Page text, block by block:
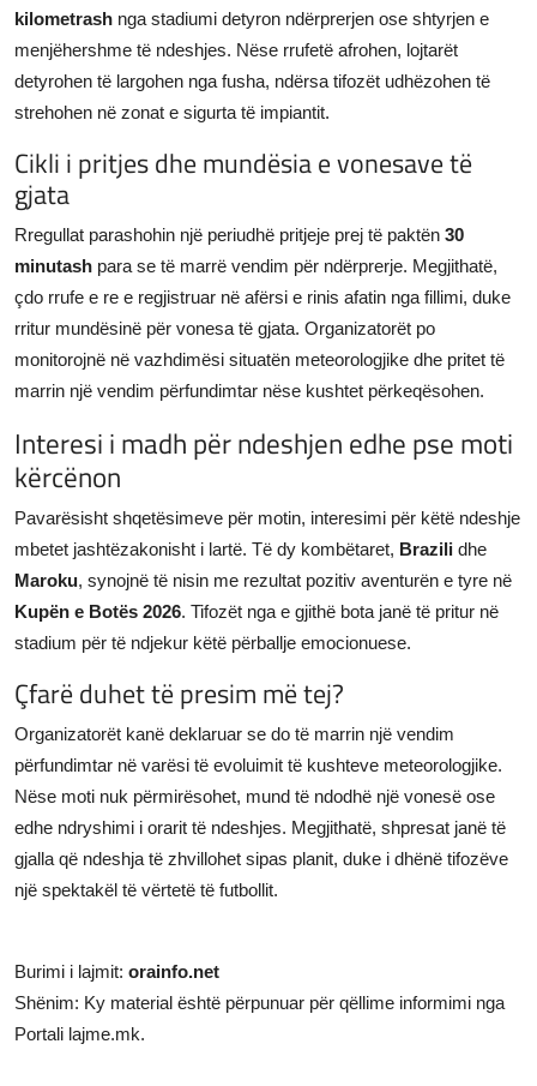
kilometrash nga stadiumi detyron ndërprerjen ose shtyrjen e
menjëhershme të ndeshjes. Nëse rrufetë afrohen, lojtarët
detyrohen të largohen nga fusha, ndërsa tifozët udhëzohen të
strehohen në zonat e sigurta të impiantit.
Cikli i pritjes dhe mundësia e vonesave të
gjata
Rregullat parashohin një periudhë pritjeje prej të paktën 30
minutash para se të marrë vendim për ndërprerje. Megjithatë,
çdo rrufe e re e regjistruar në afërsi e rinis afatin nga fillimi, duke
rritur mundësinë për vonesa të gjata. Organizatorët po
monitorojnë në vazhdimësi situatën meteorologjike dhe pritet të
marrin një vendim përfundimtar nëse kushtet përkeqësohen.
Interesi i madh për ndeshjen edhe pse moti
kërcënon
Pavarësisht shqetësimeve për motin, interesimi për këtë ndeshje
mbetet jashtëzakonisht i lartë. Të dy kombëtaret, Brazili dhe
Maroku, synojnë të nisin me rezultat pozitiv aventurën e tyre në
Kupën e Botës 2026. Tifozët nga e gjithë bota janë të pritur në
stadium për të ndjekur këtë përballje emocionuese.
Çfarë duhet të presim më tej?
Organizatorët kanë deklaruar se do të marrin një vendim
përfundimtar në varësi të evoluimit të kushteve meteorologjike.
Nëse moti nuk përmirësohet, mund të ndodhë një vonesë ose
edhe ndryshimi i orarit të ndeshjes. Megjithatë, shpresat janë të
gjalla që ndeshja të zhvillohet sipas planit, duke i dhënë tifozëve
një spektakël të vërtetë të futbollit.
Burimi i lajmit: orainfo.net
Shënim: Ky material është përpunuar për qëllime informimi nga
Portali lajme.mk.